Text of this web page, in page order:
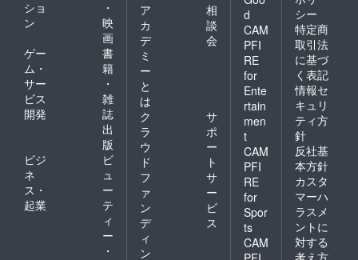
ショ
ン
・
映
画
ゲー
ム・
サー
ビス
開発
書
籍
・
雑
誌
出
版
ビジ
ネ
ス・
起業
ビ
ュ
ー
テ
ィ
ー
・
ア
カ
デ
ミ
ー
と
は
相
談
会
ク
ラ
ウ
ド
フ
ァ
ン
デ
ィ
ン
サ
ポ
ー
ト
サ
ー
ビ
ス
d
CAM
PFI
RE
for
Ente
rtain
men
t
CAM
PFI
RE
for
Spor
ts
CAM
シー
特定商
取引法
に基づ
く表記
情報セ
キュリ
ティ方
針
反社基
本方針
カスタ
マーハ
ラスメ
ントに
対する